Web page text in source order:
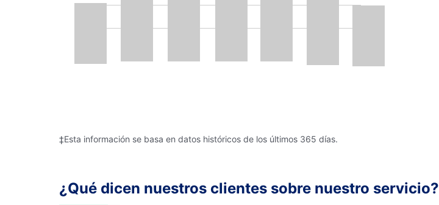
‡Esta información se basa en datos históricos de los últimos 365 días.
¿Qué dicen nuestros clientes sobre nuestro servicio?